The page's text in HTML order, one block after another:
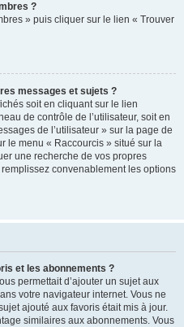
?
» puis cliquer sur le lien « Trouver
messages et sujets ?
soit en cliquant sur le lien
de contrôle de l’utilisateur, soit en
de l’utilisateur » sur la page de
le menu « Raccourcis » situé sur la
une recherche de vos propres
convenablement les options
et les abonnements ?
permettait d’ajouter un sujet aux
votre navigateur internet. Vous ne
ajouté aux favoris était mis à jour.
similaires aux abonnements. Vous